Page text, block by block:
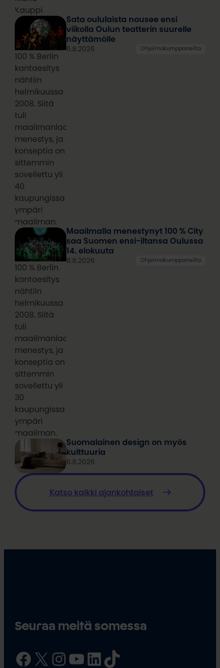
Kauppi
100 % Berlin
kantaesitys
nähtiin
helmikuussa
2008. Siitä
tuli
maailmanlaajuinen
menestys, ja
konseptia on
sittemmin
sovellettu yli
40
kaupungissa
ympäri
maailman.
Sata oululaista nousee ensi
viikolla Oulun teatterin suurelle
näyttämölle
6.8.2026 Ohjelmakumppaneilta
100 % Berlin
kantaesitys
nähtiin
helmikuussa
2008. Siitä
tuli
maailmanlaajuinen
menestys, ja
konseptia on
sittemmin
sovellettu yli
30
kaupungissa
ympäri
maailman.
Maailmalla menestynyt 100 % City
saa Suomen ensi-iltansa Oulussa
14. elokuuta
6.8.2026 Ohjelmakumppaneilta
Suomalainen design on myös
kulttuuria
6.8.2026
Katso kaikki ajankohtaiset
Seuraa meitä somessa
Facebook X InstagramYouTube LinkedIn TikTok